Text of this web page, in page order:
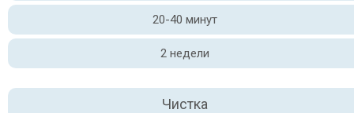
20-40 минут
2 недели
Чистка